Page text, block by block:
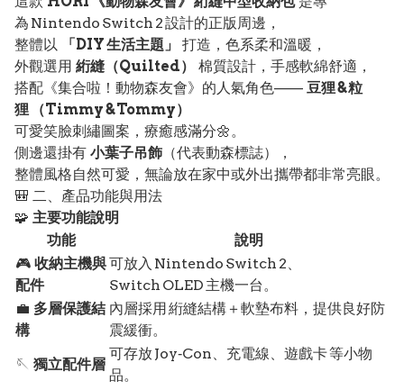
為 Nintendo Switch 2 設計的正版周邊，
整體以
「DIY 生活主題」
打造，色系柔和溫暖，
外觀選用 絎縫（Quilted）
棉質設計，手感軟綿舒適，
搭配《集合啦！動物森友會》的人氣角色—— 豆狸 & 粒
狸 （Timmy & Tommy）
可愛笑臉刺繡圖案，療癒感滿分🌼。
側邊還掛有 小葉子吊飾 （代表動森標誌），
整體風格自然可愛，無論放在家中或外出攜帶都非常亮眼。
🎒 二、產品功能與用法
🧩 主要功能說明
功能
說明
🎮 收納主機與
配件
可放入 Nintendo Switch 2、
Switch OLED 主機一台。
💼 多層保護結
構
內層採用 絎縫結構＋軟墊布料，提供良好防
震緩衝。
🪡 獨立配件層
可存放 Joy‑Con、充電線、遊戲卡 等小物
品。